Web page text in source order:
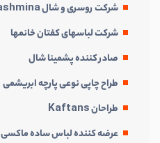
شرکت روسری و شال Pashmina
شرکت لباسهای کفتان خانمها
صادر کننده پشمینا شال
طراح چاپی نوعی پارچه ابریشمی
طراحان Kaftans
عرضه کننده لباس ساده ماکسی